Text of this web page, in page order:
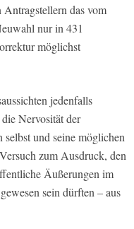
das vom
nur in 431
möglichst
jedenfalls
Nervosität der
selbst und seine möglichen
zum Ausdruck, den
Äußerungen im
sein dürften – aus